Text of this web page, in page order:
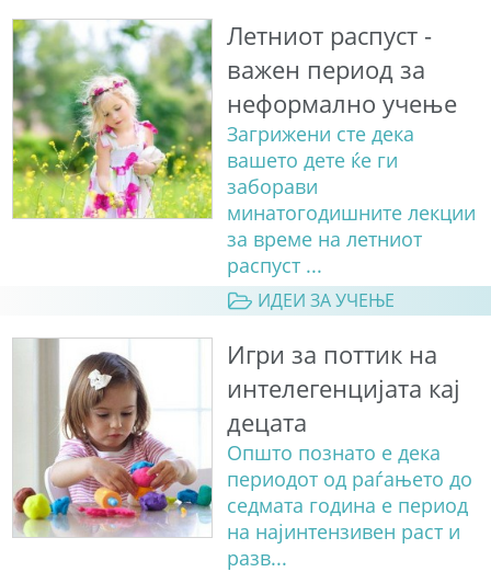
Летниот распуст -
важен период за
неформално учење
Загрижени сте дека
вашето дете ќе ги
заборави
минатогодишните лекции
за време на летниот
распуст ...
ИДЕИ ЗА УЧЕЊЕ
Игри за поттик на
интелегенцијата кај
децата
Општо познато е дека
периодот од раѓањето до
седмата година е период
на најинтензивен раст и
разв...